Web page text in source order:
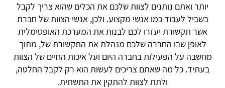
יותר ואתם נותנים לצוות שלכם את הכלים שהוא צריך לקבל
בשביל לעבוד כמו אנשי מקצוע. ולכן, אנשי הצוות של חברת
אשר תקשורת יעזרו לכם לבנות את המערכת ‏האופטימלית
לאופן שבו החברה שלכם מנהלת את התקשורת של, מתוך
מחשבה על הפעילות בחברה היום ועל איכות החיים של הצוות
בעתיד. כל מה שאתם צריכים לעשות הוא רק לקבל החלטה,
ולתת לצוות ‏להתקין את התשתית.